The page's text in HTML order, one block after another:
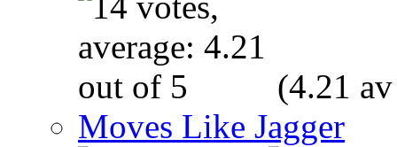
(4.21
Moves Like Jagger